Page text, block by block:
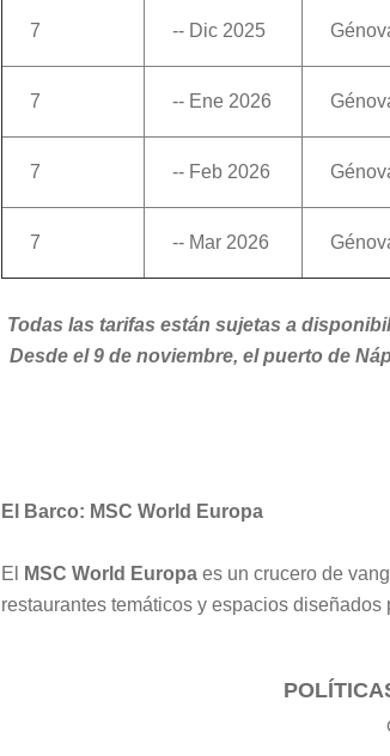
7 -- Dic 2025
7 -- Ene 2026
7 -- Feb 2026
7 -- Mar 2026
Todas las tarifas están sujetas a
Desde el 9 de noviembre, el puerto de
El Barco: MSC World Europa
El MSC World Europa es un crucero de
restaurantes temáticos y espacios